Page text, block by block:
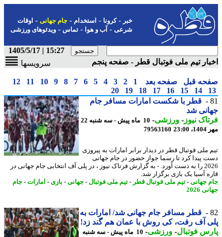
-کرونا-استخدام- جام جهانی-اوقات
شرعی-آب و هوا-تماس-ویدئوهای ورزشی
15:27 | 1405/5/17
تیم ملی فوتبال قطر - صفحه پنجم
سرویسها
قبل صفحه بعد 1
2
3
4
5
6
7
8
9
10
11
12
14
15
16
17
18
19
20
قطر با شکست امارات مسافر جام
شد
نیوز-ورزشی-
10 ماه پیش - سه شنبه 22
79563160
ملی فوتبال قطر در دیدار برابر امارات به پیروزی
پیدا کرد تا رسما جواز حضور در جام جهانی
2026 را به دست آورد. - به گزارش فرتاک نیوز ، در پلی آف انتخابی جام جهانی در
آسیا یک بازی برگزار شد.
جهانی-تیم ملی فوتبال قطر -تیم ملی فوتبال-جهانی-بازی - امارات- جام
2026
قطر مسافر جام جهانی شد/ امارات به
آف رفت، کی روش با عمان هم گند زد!
فوتبال-ورزشی-
10 ماه پیش - سه شنبه